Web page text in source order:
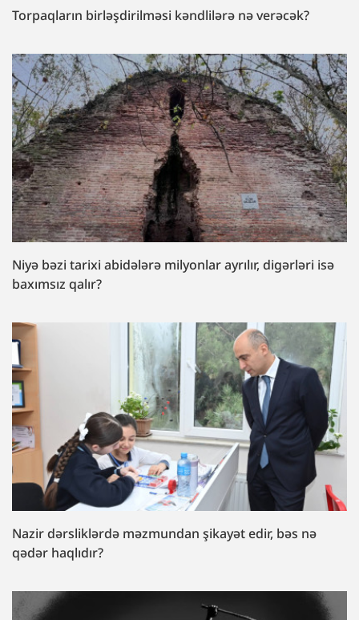
Torpaqların birləşdirilməsi kəndlilərə nə verəcək?
Niyə bəzi tarixi abidələrə milyonlar ayrılır, digərləri isə
baxımsız qalır?
Nazir dərsliklərdə məzmundan şikayət edir, bəs nə
qədər haqlıdır?